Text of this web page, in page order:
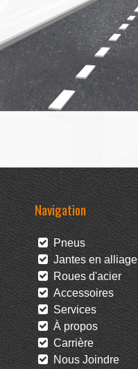
Navigation
Pneus
Jantes en alliage
Roues d'acier
Accessoires
Services
À propos
Carrière
Nous Joindre